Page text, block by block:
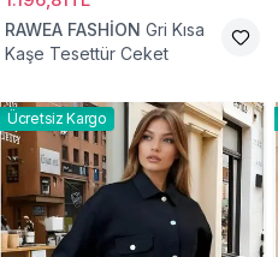
RAWEA FASHİON Gri Kısa
Kaşe Tesettür Ceket
Ücretsiz Kargo